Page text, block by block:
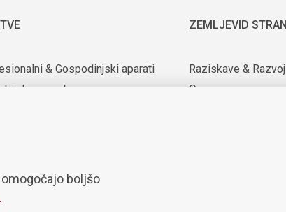
& Gospodinjski aparati
uporaba
ZEMLJEVID STRANI
Raziskave & Razvoj
O nas
boljšo